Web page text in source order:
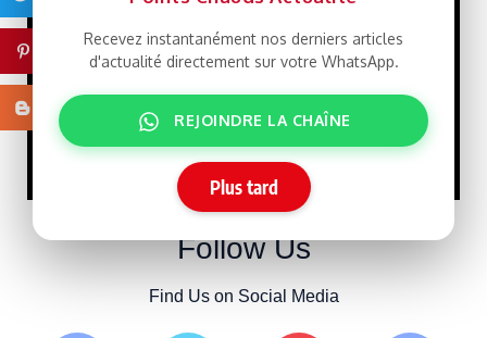
Blogger
Président Ghazwani?
LIBRE
Macky Sall défie
Dakar : un retour qui rebat
15/07/2026
Follow Us
Find Us on Social Media
Recevez instantanément nos derniers articles
d'actualité directement sur votre WhatsApp.
REJOINDRE LA CHAÎNE
Plus tard